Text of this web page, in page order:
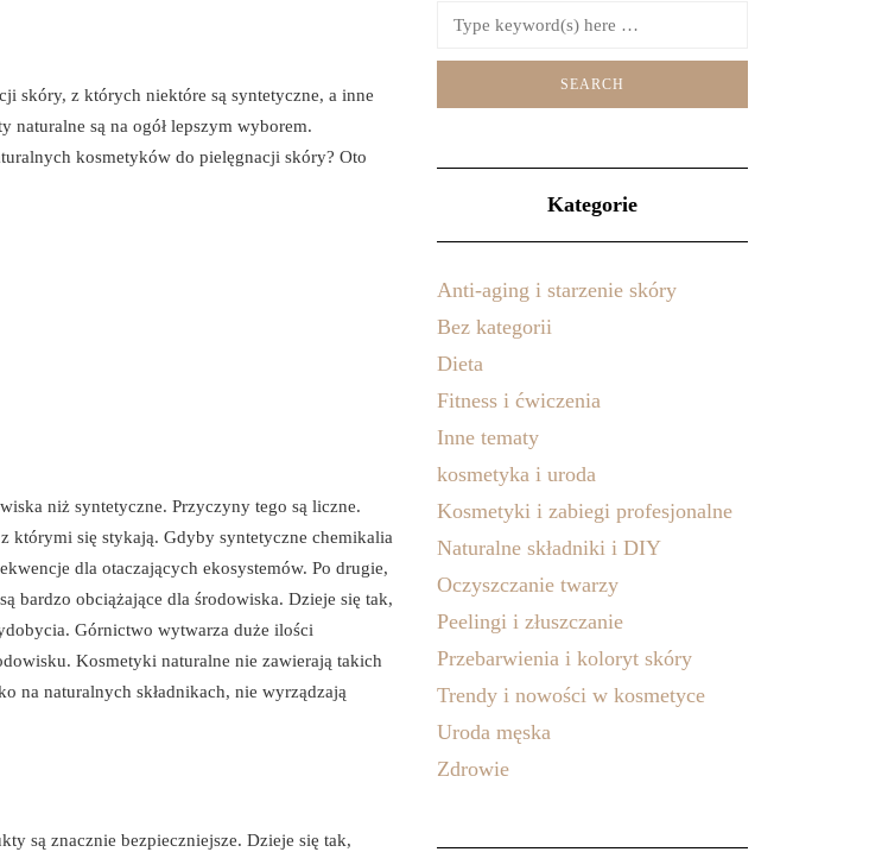
skóry, z których niektóre są syntetyczne, a inne
są na ogół lepszym wyborem.
kosmetyków do pielęgnacji skóry? Oto
niż syntetyczne. Przyczyny tego są liczne.
którymi się stykają. Gdyby syntetyczne chemikalia
dla otaczających ekosystemów. Po drugie,
bardzo obciążające dla środowiska. Dzieje się tak,
Górnictwo wytwarza duże ilości
Kosmetyki naturalne nie zawierają takich
na naturalnych składnikach, nie wyrządzają
są znacznie bezpieczniejsze. Dzieje się tak,
Kategorie
Anti-aging i starzenie skóry
Bez kategorii
Dieta
Fitness i ćwiczenia
Inne tematy
kosmetyka i uroda
Kosmetyki i zabiegi profesjonalne
Naturalne składniki i DIY
Oczyszczanie twarzy
Peelingi i złuszczanie
Przebarwienia i koloryt skóry
Trendy i nowości w kosmetyce
Uroda męska
Zdrowie